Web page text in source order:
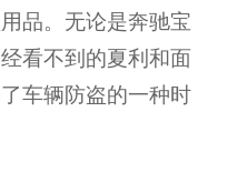
品。无论是奔驰宝
看不到的夏利和面
车辆防盗的一种时